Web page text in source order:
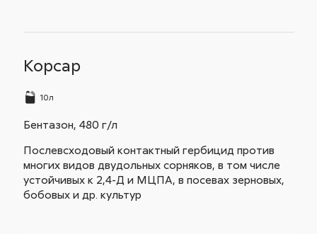
Корсар
10л
Бентазон, 480 г/л
Послевсходовый контактный гербицид против
многих видов двудольных сорняков, в том числе
устойчивых к 2,4-Д и МЦПА, в посевах зерновых,
бобовых и др. культур